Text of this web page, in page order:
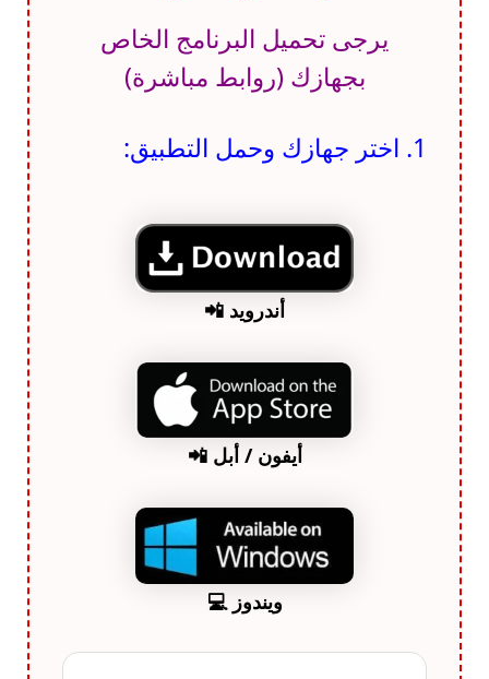
يرجى تحميل البرنامج الخاص
بجهازك (روابط مباشرة)
1. اختر جهازك وحمل التطبيق:
أندرويد 📲
أيفون / أبل 📲
ويندوز 💻